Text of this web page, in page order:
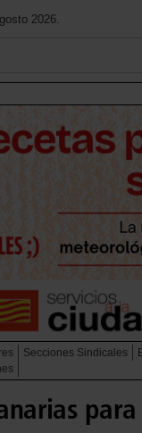
2026.
Secciones Sindicales